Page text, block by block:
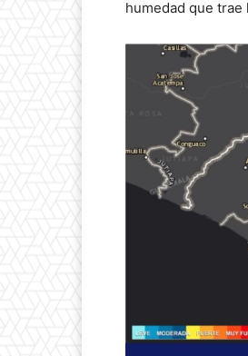
humedad que